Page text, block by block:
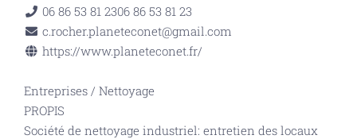
06 86 53 81 2306 86 53 81 23
c.rocher.planeteconet@gmail.com
https://www.planeteconet.fr/
Entreprises / Nettoyage
PROPIS
Société de nettoyage industriel: entretien des locaux